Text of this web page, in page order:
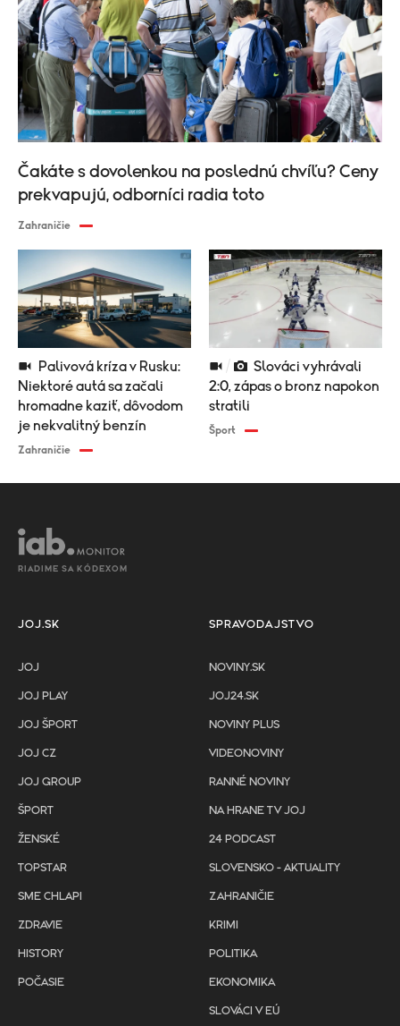
Niektoré autá sa začali
hromadne kaziť, dôvodom
je nekvalitný benzín
Zahraničie
2:0, zápas o bronz napokon
stratili
Šport
Čakáte s dovolenkou na poslednú chvíľu? Ceny
prekvapujú, odborníci radia toto
Zahraničie
RIADIME SA KÓDEXOM
JOJ.SK
JOJ
JOJ PLAY
JOJ ŠPORT
JOJ CZ
JOJ GROUP
ŠPORT
ŽENSKÉ
TOPSTAR
SME CHLAPI
ZDRAVIE
HISTORY
POČASIE
SPRAVODAJSTVO
NOVINY.SK
JOJ24.SK
NOVINY PLUS
VIDEONOVINY
RANNÉ NOVINY
NA HRANE TV JOJ
24 PODCAST
SLOVENSKO - AKTUALITY
ZAHRANIČIE
KRIMI
POLITIKA
EKONOMIKA
SLOVÁCI V EÚ